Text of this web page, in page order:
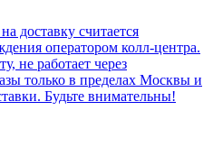
доставку считается
оператором колл-центра.
не работает через
только в пределах Москвы и
Будьте внимательны!